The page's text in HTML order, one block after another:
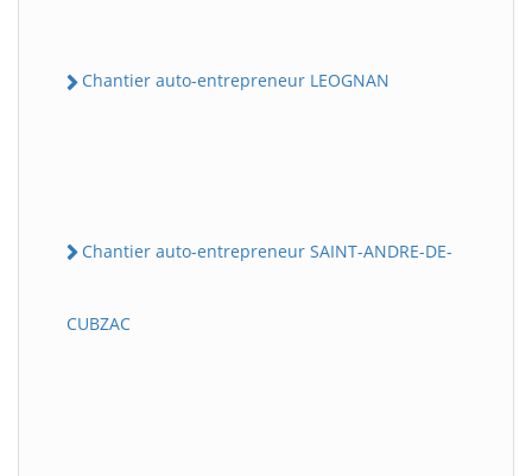
Chantier auto-entrepreneur LEOGNAN
Chantier auto-entrepreneur SAINT-ANDRE-DE-
CUBZAC